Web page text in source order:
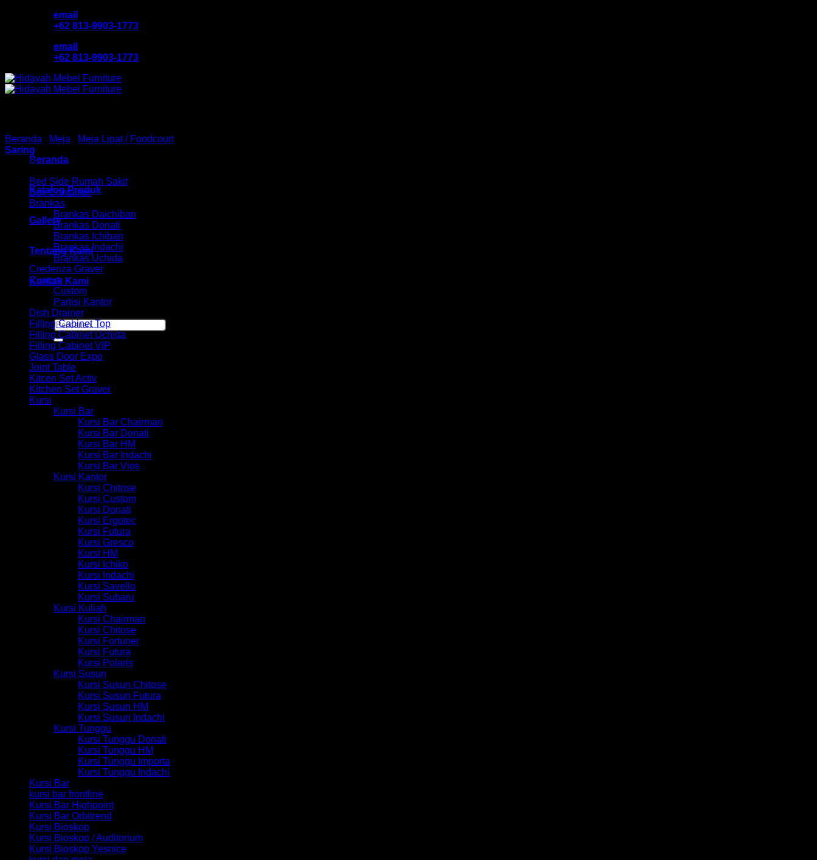
email
+62 813-9903-1773
email
+62 813-9903-1773
Beranda
Katalog Produk
Gallery
Tentang Kami
Kontak Kami
Pencarian
untuk:
Beranda Meja Meja Lipat / Foodcourt
Saring
Browse
Bed Side Rumah Sakit
Box Container
Brankas
Brankas Daichiban
Brankas Donati
Brankas Ichiban
Brankas Indachi
Brankas Uchida
Credenza Graver
Custom
Custom
Partisi Kantor
Dish Drainer
Filling Cabinet Top
Filling Cabinet Uchida
Filling Cabinet VIP
Glass Door Expo
Joint Table
Kitcen Set Activ
Kitchen Set Graver
Kursi
Kursi Bar
Kursi Bar Chairman
Kursi Bar Donati
Kursi Bar HM
Kursi Bar Indachi
Kursi Bar Vios
Kursi Kantor
Kursi Chitose
Kursi Custom
Kursi Donati
Kursi Ergotec
Kursi Futura
Kursi Gresco
Kursi HM
Kursi Ichiko
Kursi Indachi
Kursi Savello
Kursi Subaru
Kursi Kuliah
Kursi Chairman
Kursi Chitose
Kursi Fortuner
Kursi Futura
Kursi Polaris
Kursi Susun
Kursi Susun Chitose
Kursi Susun Futura
Kursi Susun HM
Kursi Susun Indachi
Kursi Tunggu
Kursi Tunggu Donati
Kursi Tunggu HM
Kursi Tunggu Importa
Kursi Tunggu Indachi
Kursi Bar
kursi bar frontline
Kursi Bar Highpoint
Kursi Bar Orbitrend
Kursi Bioskop
Kursi Bioskop / Auditorium
Kursi Bioskop Yesnice